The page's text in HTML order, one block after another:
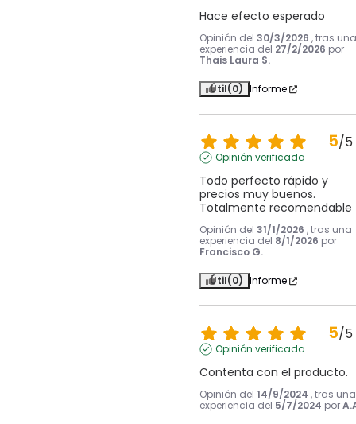
Hace efecto esperado
Opinión del 30/3/2026 , tras una
experiencia del 27/2/2026 por
Thais Laura S.
Útil(0) Informe
5/5
Opinión verificada
Todo perfecto rápido y
precios muy buenos.
Totalmente recomendable
Opinión del 31/1/2026 , tras una
experiencia del 8/1/2026 por
Francisco G.
Útil(0) Informe
5/5
Opinión verificada
Contenta con el producto.
Opinión del 14/9/2024 , tras una
experiencia del 5/7/2024 por